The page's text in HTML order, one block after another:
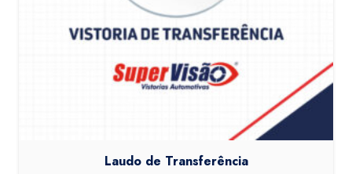
Laudo de Transferência